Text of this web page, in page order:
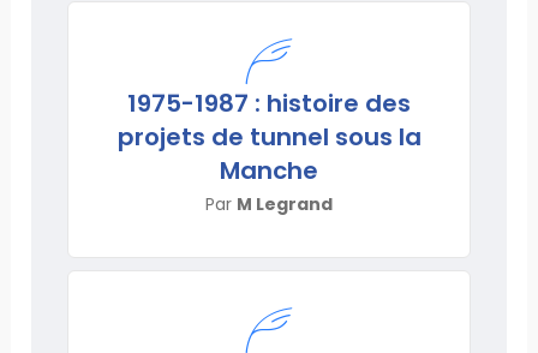
1975-1987 : histoire des
projets de tunnel sous la
Manche
Par M Legrand